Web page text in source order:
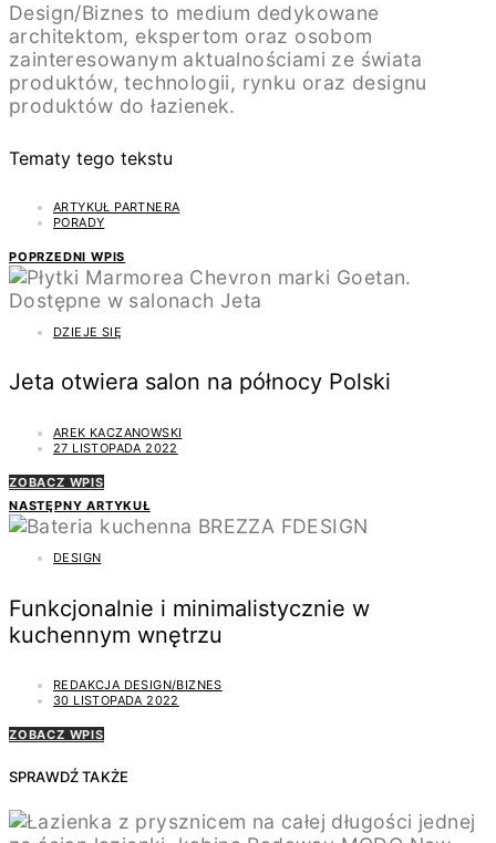
Design/Biznes to medium dedykowane
architektom, ekspertom oraz osobom
zainteresowanym aktualnościami ze świata
produktów, technologii, rynku oraz designu
produktów do łazienek.
Tematy tego tekstu
ARTYKUŁ PARTNERA
PORADY
POPRZEDNI WPIS
DZIEJE SIĘ
Jeta otwiera salon na północy Polski
AREK KACZANOWSKI
27 LISTOPADA 2022
ZOBACZ WPIS
NASTĘPNY ARTYKUŁ
DESIGN
Funkcjonalnie i minimalistycznie w
kuchennym wnętrzu
REDAKCJA DESIGN/BIZNES
30 LISTOPADA 2022
ZOBACZ WPIS
SPRAWDŹ TAKŻE